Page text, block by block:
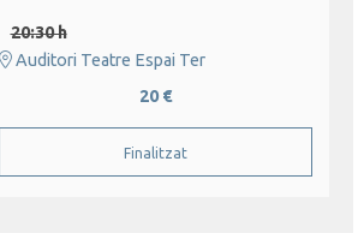
20:30 h
Auditori Teatre Espai Ter
20 €
Finalitzat